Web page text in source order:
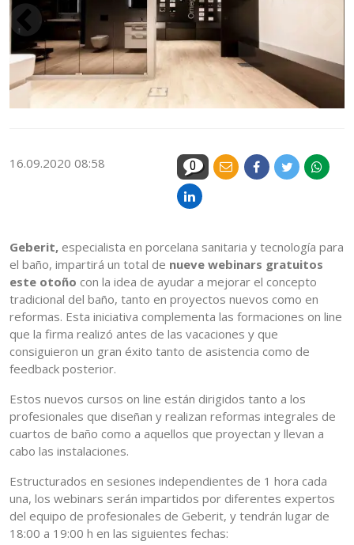
16.09.2020 08:58 0
Geberit, especialista en porcelana sanitaria y tecnología para
el baño, impartirá un total de nueve webinars gratuitos
este otoño con la idea de ayudar a mejorar el concepto
tradicional del baño, tanto en proyectos nuevos como en
reformas. Esta iniciativa complementa las formaciones on line
que la firma realizó antes de las vacaciones y que
consiguieron un gran éxito tanto de asistencia como de
feedback posterior.
Estos nuevos cursos on line están dirigidos tanto a los
profesionales que diseñan y realizan reformas integrales de
cuartos de baño como a aquellos que proyectan y llevan a
cabo las instalaciones.
Estructurados en sesiones independientes de 1 hora cada
una, los webinars serán impartidos por diferentes expertos
del equipo de profesionales de Geberit, y tendrán lugar de
18:00 a 19:00 h en las siguientes fechas: